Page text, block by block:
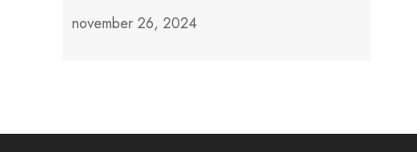
november 26, 2024